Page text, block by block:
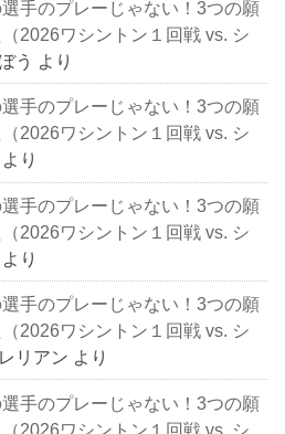
選手のプレーじゃない！3つの願
2026ワシントン１回戦 vs. シ
う より
選手のプレーじゃない！3つの願
2026ワシントン１回戦 vs. シ
より
選手のプレーじゃない！3つの願
2026ワシントン１回戦 vs. シ
より
選手のプレーじゃない！3つの願
2026ワシントン１回戦 vs. シ
リアン より
選手のプレーじゃない！3つの願
2026ワシントン１回戦 vs. シ